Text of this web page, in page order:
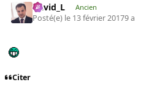
David_L Ancien
Posté(e) le 13 février 20179 a
Citer